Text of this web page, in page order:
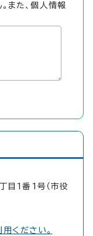
また、個人情報
1番1号（市役
ください。